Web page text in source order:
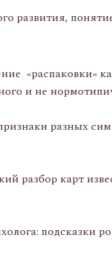
развития,
«распаковки»
и не
разных
разбор карт
подсказки